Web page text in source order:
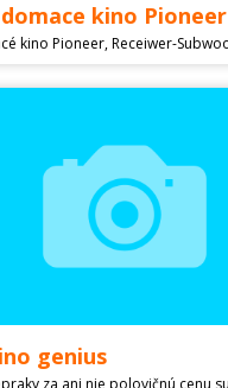
kino Pioneer
genius